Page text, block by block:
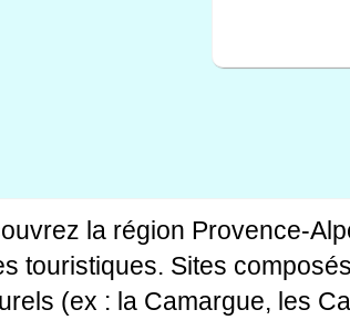
la région Provence-
touristiques. Sites
(ex : la Camargue, les